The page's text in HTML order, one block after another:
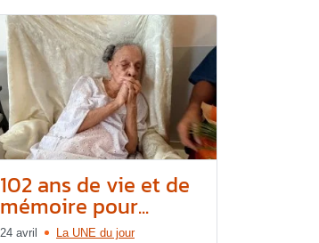
102 ans de vie et de
mémoire pour...
24 avril La UNE du jour